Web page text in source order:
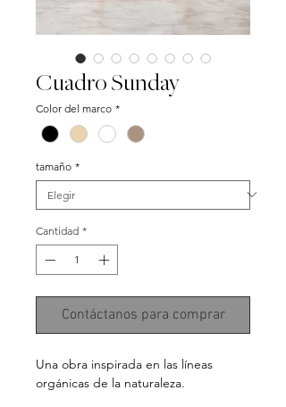
Cuadro Sunday
Color del marco *
tamaño *
Cantidad *
Contáctanos para comprar
Una obra inspirada en las líneas
orgánicas de la naturaleza.